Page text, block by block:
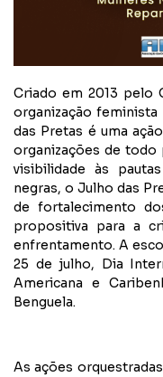
Criado em 2013 pelo
organização feminista
das Pretas é uma
organizações de todo
visibilidade às
negras, o Julho das
de fortalecimento
propositiva para a
enfrentamento. A
25 de julho, Dia
Americana e
Benguela.
As ações